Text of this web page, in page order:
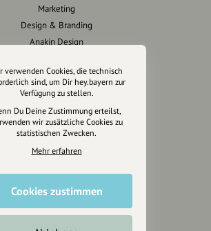
Marketing
Design & Branding
Anakin Design
Unterstütze
unsere Plattform
ist ein Projekt von
alle, die uns besuchen
verwenden Cookies, die technisch
sind, um Dir hey.bayern zur
Verfügung zu stellen.
Du Deine Zustimmung erteilst,
wir zusätzliche Cookies zu
statistischen Zwecken.
Mehr erfahren
Cookies zustimmen